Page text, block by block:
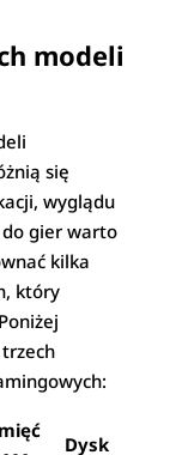
modeli
się
wyglądu
do gier warto
kilka
który
Dysk